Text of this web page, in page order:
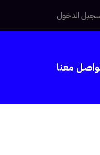
الدخول
معنا